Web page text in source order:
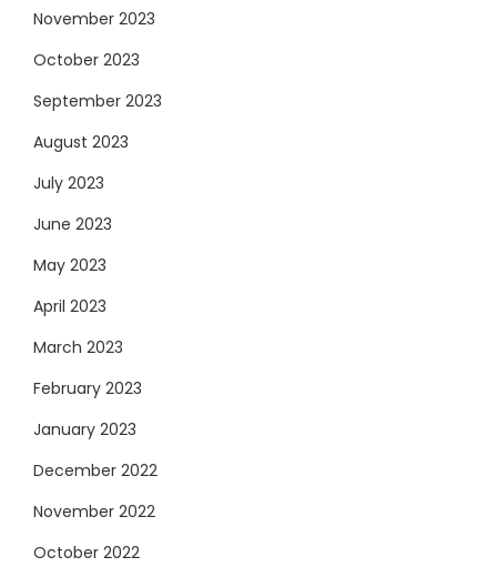
November 2023
October 2023
September 2023
August 2023
July 2023
June 2023
May 2023
April 2023
March 2023
February 2023
January 2023
December 2022
November 2022
October 2022